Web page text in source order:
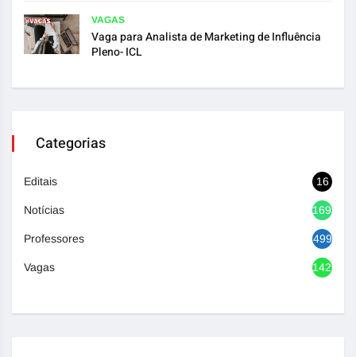
VAGAS
Vaga para Analista de Marketing de Influência
Pleno- ICL
Categorias
Editais 16
Notícias 1693
Professores 499
Vagas 1420